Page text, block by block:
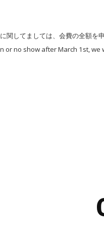
してましては、会費の全額を申
or no show after March 1st, we